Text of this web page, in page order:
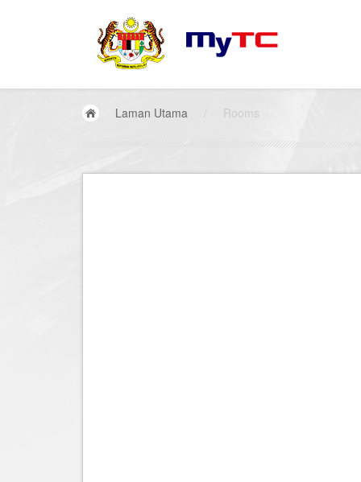
Laman Utama Rooms